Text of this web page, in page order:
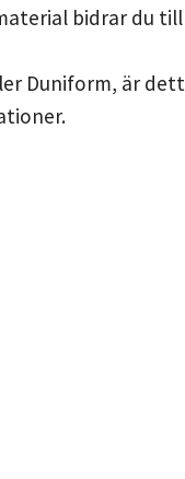
bidrar du
Duniform, är